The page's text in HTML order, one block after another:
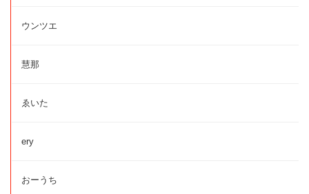
ウンツエ
慧那
ゑいた
ery
おーうち